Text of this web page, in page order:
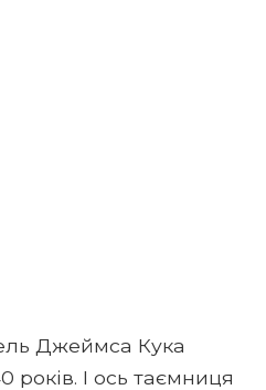
Джеймса Кука
І ось таємниця